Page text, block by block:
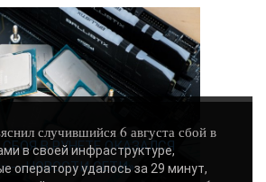
В РУНЕТЕ ОКАЗАЛСЯ
- «НОВОСТИ СЕТИ»..
случившийся 6 августа сбой в
в своей инфраструктуре,
оператору удалось за 29 минут,